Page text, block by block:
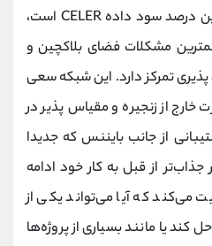
توکن هایی که به تازگی چندین درصد سود داده CELER است،
مشکلات فضای بلاکچین و
تمرکز دارد. این شبکه سعی
از زنجیره و مقیاس‌ پذیر در
از جانب بایننس که جدیدا
جذاب‌تر از قبل به کار خود ادامه
می‌کند که آیا می‌تواند یکی از
کند یا مانند بسیاری از پروژه‌ها